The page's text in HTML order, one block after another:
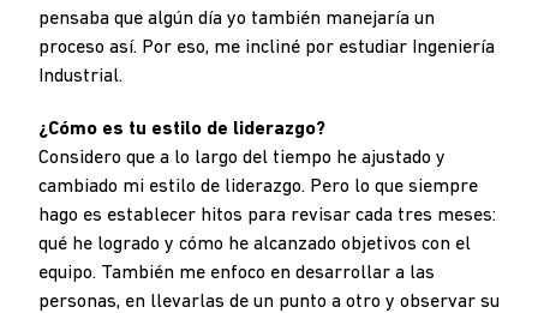
pensaba que algún día yo también manejaría un
proceso así. Por eso, me incliné por estudiar Ingeniería
Industrial.
¿Cómo es tu estilo de liderazgo?
Considero que a lo largo del tiempo he ajustado y
cambiado mi estilo de liderazgo. Pero lo que siempre
hago es establecer hitos para revisar cada tres meses:
qué he logrado y cómo he alcanzado objetivos con el
equipo. También me enfoco en desarrollar a las
personas, en llevarlas de un punto a otro y observar su